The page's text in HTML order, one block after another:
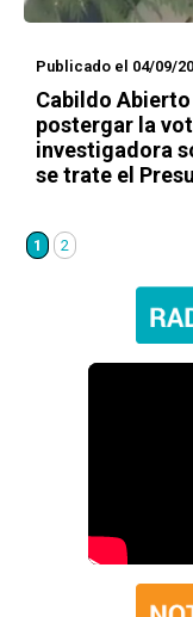
Publicado el 04/09/
Cabildo
postergar la
investigadora
se trate el
1 2